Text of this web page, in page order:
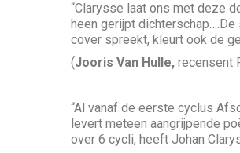
“Clarysse laat ons met deze
heen gerijpt
cover spreekt, kleurt ook de
(Jooris Van Hulle, recensent
“Al vanaf de eerste cyclus
levert meteen aangrijpende
over 6 cycli, heeft Johan